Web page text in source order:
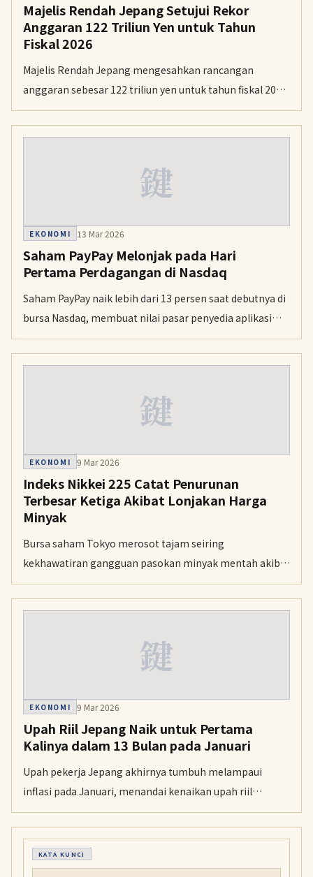
Majelis Rendah Jepang Setujui Rekor
Anggaran 122 Triliun Yen untuk Tahun
Fiskal 2026
Majelis Rendah Jepang mengesahkan rancangan
anggaran sebesar 122 triliun yen untuk tahun fiskal 2026,
mencatat angka tertinggi dalam sejarah. Anggaran ini
kini menunggu persetujuan Majelis Tinggi sebelum
鍵
EKONOMI 13 Mar 2026
Saham PayPay Melonjak pada Hari
Pertama Perdagangan di Nasdaq
Saham PayPay naik lebih dari 13 persen saat debutnya di
bursa Nasdaq, membuat nilai pasar penyedia aplikasi
pembayaran asal Jepang ini mencapai 12,1 miliar dolar
AS.
鍵
EKONOMI 9 Mar 2026
Indeks Nikkei 225 Catat Penurunan
Terbesar Ketiga Akibat Lonjakan Harga
Minyak
Bursa saham Tokyo merosot tajam seiring
kekhawatiran gangguan pasokan minyak mentah akibat
konflik di Timur Tengah. Indeks Nikkei 225 mencatatkan
penurunan poin terbesar ketiga dalam sejarah.
鍵
EKONOMI 9 Mar 2026
Upah Riil Jepang Naik untuk Pertama
Kalinya dalam 13 Bulan pada Januari
Upah pekerja Jepang akhirnya tumbuh melampaui
inflasi pada Januari, menandai kenaikan upah riil
pertama dalam lebih dari setahun terakhir.
KATA KUNCI